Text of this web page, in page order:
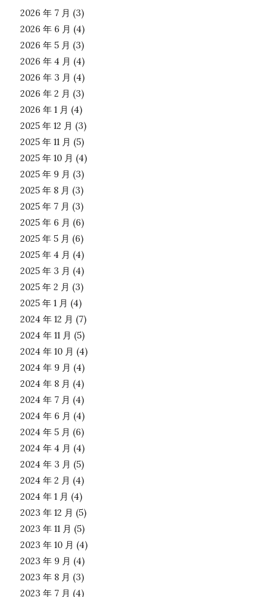
2026 年 7 月 (3)
2026 年 6 月 (4)
2026 年 5 月 (3)
2026 年 4 月 (4)
2026 年 3 月 (4)
2026 年 2 月 (3)
2026 年 1 月 (4)
2025 年 12 月 (3)
2025 年 11 月 (5)
2025 年 10 月 (4)
2025 年 9 月 (3)
2025 年 8 月 (3)
2025 年 7 月 (3)
2025 年 6 月 (6)
2025 年 5 月 (6)
2025 年 4 月 (4)
2025 年 3 月 (4)
2025 年 2 月 (3)
2025 年 1 月 (4)
2024 年 12 月 (7)
2024 年 11 月 (5)
2024 年 10 月 (4)
2024 年 9 月 (4)
2024 年 8 月 (4)
2024 年 7 月 (4)
2024 年 6 月 (4)
2024 年 5 月 (6)
2024 年 4 月 (4)
2024 年 3 月 (5)
2024 年 2 月 (4)
2024 年 1 月 (4)
2023 年 12 月 (5)
2023 年 11 月 (5)
2023 年 10 月 (4)
2023 年 9 月 (4)
2023 年 8 月 (3)
2023 年 7 月 (4)